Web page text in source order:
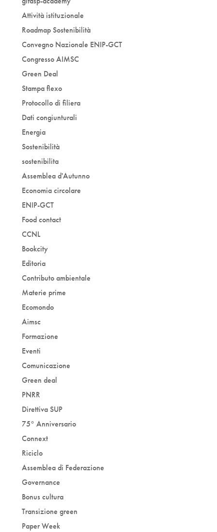
Attività istituzionale
Roadmap Sostenibilità
Convegno Nazionale ENIP-GCT
Congresso AIMSC
Green Deal
Stampa flexo
Protocollo di filiera
Dati congiunturali
Energia
Sostenibilità
sostenibilita
Assemblea d'Autunno
Economia circolare
ENIP-GCT
Food contact
CCNL
Bookcity
Editoria
Contributo ambientale
Materie prime
Ecomondo
Aimsc
Formazione
Eventi
Comunicazione
Green deal
PNRR
Direttiva SUP
75° Anniversario
Connext
Riciclo
Assemblea di Federazione
Governance
Bonus cultura
Transizione green
Paper Week